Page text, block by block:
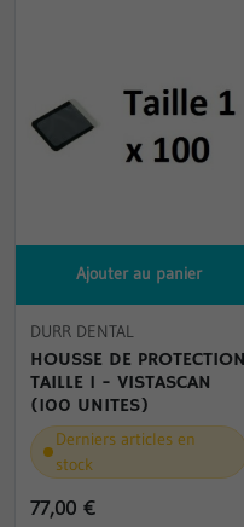
Ajouter au panier
DURR DENTAL
HOUSSE DE PROTECTION
TAILLE 1 - VISTASCAN
(100 UNITES)
Derniers articles en
stock
77,00 €